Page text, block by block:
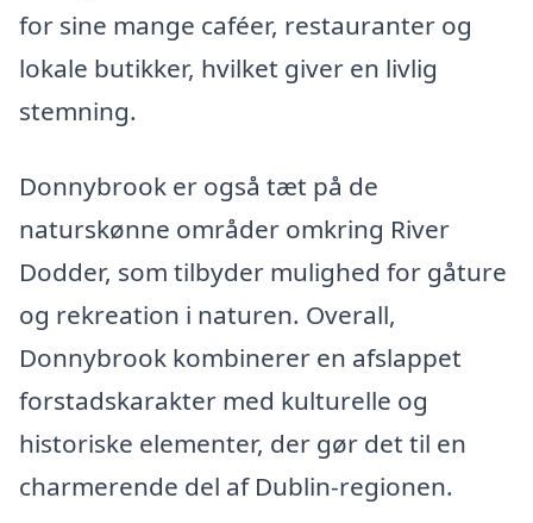
for sine mange caféer, restauranter og
lokale butikker, hvilket giver en livlig
stemning.
Donnybrook er også tæt på de
naturskønne områder omkring River
Dodder, som tilbyder mulighed for gåture
og rekreation i naturen. Overall,
Donnybrook kombinerer en afslappet
forstadskarakter med kulturelle og
historiske elementer, der gør det til en
charmerende del af Dublin-regionen.